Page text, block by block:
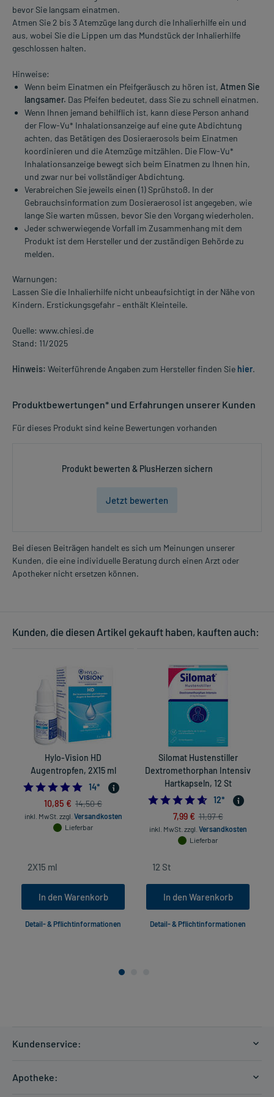
bevor Sie langsam einatmen.
Atmen Sie 2 bis 3 Atemzüge lang durch die Inhalierhilfe ein und
aus, wobei Sie die Lippen um das Mundstück der Inhalierhilfe
geschlossen halten.
Hinweise:
Wenn beim Einatmen ein Pfeifgeräusch zu hören ist, Atmen Sie
langsamer. Das Pfeifen bedeutet, dass Sie zu schnell einatmen.
Wenn Ihnen jemand behilflich ist, kann diese Person anhand
der Flow-Vu* Inhalationsanzeige auf eine gute Abdichtung
achten, das Betätigen des Dosieraerosols beim Einatmen
koordinieren und die Atemzüge mitzählen. Die Flow-Vu*
Inhalationsanzeige bewegt sich beim Einatmen zu Ihnen hin,
und zwar nur bei vollständiger Abdichtung.
Verabreichen Sie jeweils einen (1) Sprühstoß. In der
Gebrauchsinformation zum Dosieraerosol ist angegeben, wie
lange Sie warten müssen, bevor Sie den Vorgang wiederholen.
Jeder schwerwiegende Vorfall im Zusammenhang mit dem
Produkt ist dem Hersteller und der zuständigen Behörde zu
melden.
Warnungen:
Lassen Sie die Inhalierhilfe nicht unbeaufsichtigt in der Nähe von
Kindern. Erstickungsgefahr – enthält Kleinteile.
Quelle: www.chiesi.de
Stand: 11/2025
Hinweis: Weiterführende Angaben zum Hersteller finden Sie hier.
Produktbewertungen* und Erfahrungen unserer Kunden
Für dieses Produkt sind keine Bewertungen vorhanden
Produkt bewerten & PlusHerzen sichern
Jetzt bewerten
Bei diesen Beiträgen handelt es sich um Meinungen unserer
Kunden, die eine individuelle Beratung durch einen Arzt oder
Apotheker nicht ersetzen können.
Kunden, die diesen Artikel gekauft haben, kauften auch:
Hylo-Vision HD
Augentropfen, 2X15 ml
5.0
14*
10,85 € 14,50 €
inkl. MwSt. zzgl. Versandkosten
Lieferbar
In den Warenkorb
Detail- & Pflichtinformationen
Silomat Hustenstiller
Dextromethorphan Intensiv
Hartkapseln, 12 St
12*
7,99 € 11,97 €
inkl. MwSt. zzgl. Versandkosten
Lieferbar
In den Warenkorb
Detail- & Pflichtinformationen
Kundenservice:
Zahlungsarten
Apotheke: